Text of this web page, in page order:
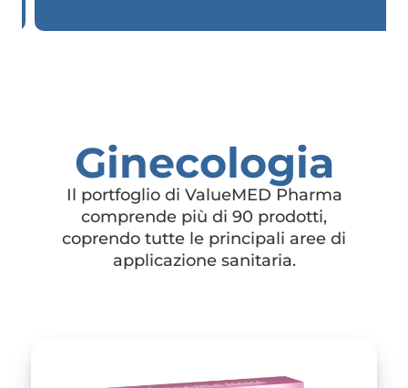
Ginecologia
Il portfoglio di ValueMED Pharma
comprende più di 90 prodotti,
coprendo tutte le principali aree di
applicazione sanitaria.